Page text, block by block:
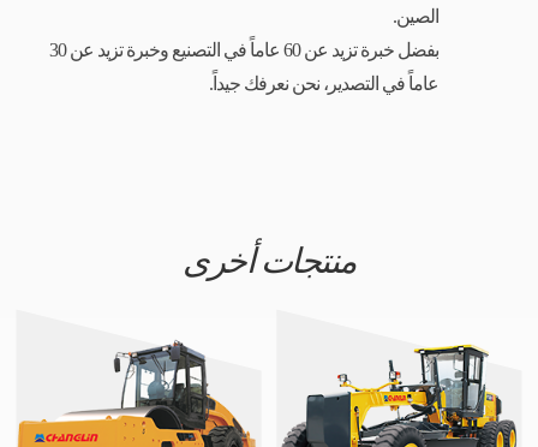
الصين.
بفضل خبرة تزيد عن 60 عاماً في التصنيع وخبرة تزيد عن 30
عاماً في التصدير، نحن نعرفك جيداً.
منتجات أخرى